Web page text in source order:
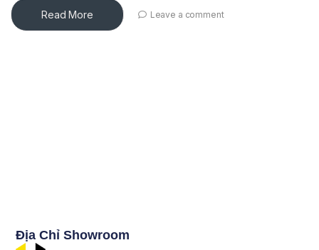
Read More Leave a comment
Địa Chỉ Showroom